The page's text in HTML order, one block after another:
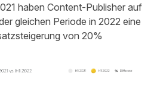
haben Content-Publisher auf
gleichen Periode in 2022 eine
von 20%